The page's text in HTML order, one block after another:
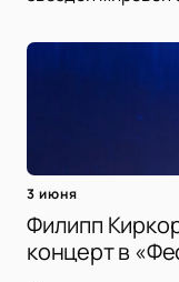
3 июня
Филипп
концерт в